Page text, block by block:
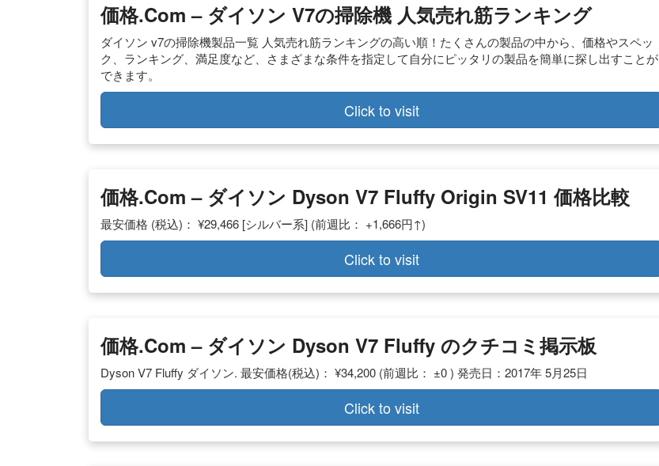
価格.com – ダイソン V7の掃除機 人気売れ筋ランキング
ダイソン v7の掃除機製品一覧 人気売れ筋ランキングの高い順！たくさんの製品の中から、価格やスペッ
ク、ランキング、満足度など、さまざまな条件を指定して自分にピッタリの製品を簡単に探し出すことが
できます。
Click to visit
価格.com – ダイソン Dyson V7 Fluffy Origin SV11 価格比較
最安価格 (税込)： ¥29,466 [シルバー系] (前週比： +1,666円↑)
Click to visit
価格.com – ダイソン Dyson V7 Fluffy のクチコミ掲示板
Dyson V7 Fluffy ダイソン. 最安価格(税込)： ¥34,200 (前週比： ±0 ) 発売日：2017年 5月25日
Click to visit